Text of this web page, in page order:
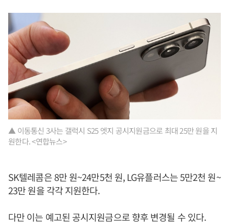
▲ 이동통신 3사는 갤럭시 S25 엣지 공시지원금으로 최대 25만 원을 지
원한다. <연합뉴스>
SK텔레콤은 8만 원~24만5천 원, LG유플러스는 5만2천 원~
23만 원을 각각 지원한다.
다만 이는 예고된 공시지원금으로 향후 변경될 수 있다.